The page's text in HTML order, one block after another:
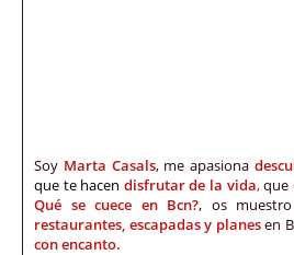
Soy Marta Casals, me apasiona
que te hacen disfrutar de la vida,que
Qué se cuece en Bcn?, os
restaurantes, escapadas y planesen
con encanto.